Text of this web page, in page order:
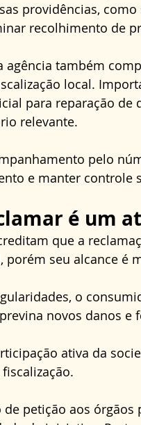
providências,
recolhimento de
agência também
local.
para reparação
relevante.
pelo
e manter controle
é um
que a
porém seu alcance é
o
novos danos e
ativa da
petição aos